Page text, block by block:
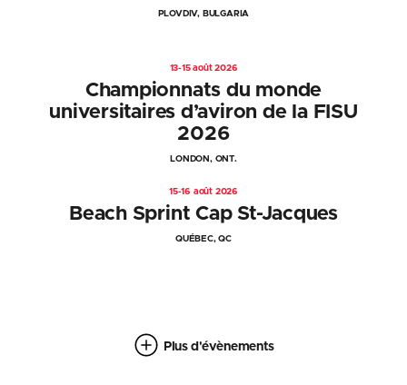
PLOVDIV, BULGARIA
13-15 août 2026
Championnats du monde
universitaires d’aviron de la FISU
2026
LONDON, ONT.
15-16 août 2026
Beach Sprint Cap St-Jacques
QUÉBEC, QC
Plus d'évènements